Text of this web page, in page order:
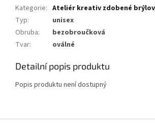
Kategorie: Ateliér kreativ zdobené
Typ:
unisex
Obruba:
bezobroučková
Tvar: oválné
Detailní popis produktu
Popis produktu není dostupný